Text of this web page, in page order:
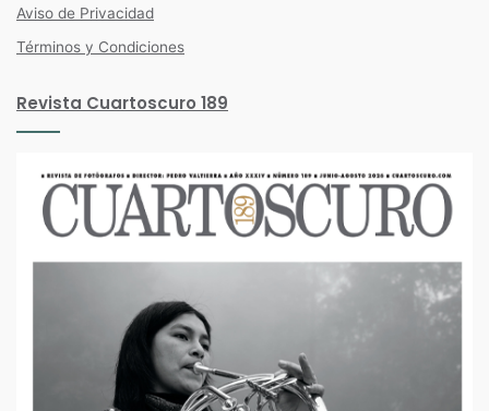
Aviso de Privacidad
Términos y Condiciones
Revista Cuartoscuro 189